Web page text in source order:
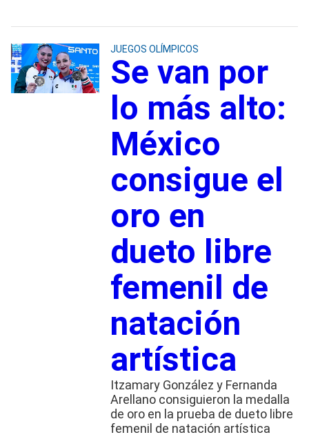
JUEGOS OLÍMPICOS
Se van por
lo más alto:
México
consigue el
oro en
dueto libre
femenil de
natación
artística
Itzamary González y Fernanda
Arellano consiguieron la medalla
de oro en la prueba de dueto libre
femenil de natación artística